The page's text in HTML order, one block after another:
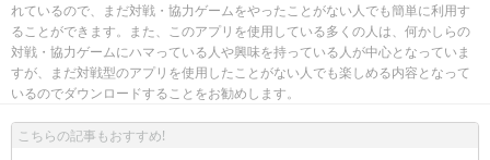
れているので、まだ対戦・協力ゲームをやったことがない人でも簡単に利用す
ることができます。また、このアプリを使用している多くの人は、何かしらの
対戦・協力ゲームにハマっている人や興味を持っている人が中心となっていま
すが、まだ対戦型のアプリを使用したことがない人でも楽しめる内容となって
いるのでダウンロードすることをお勧めします。
こちらの記事もおすすめ!